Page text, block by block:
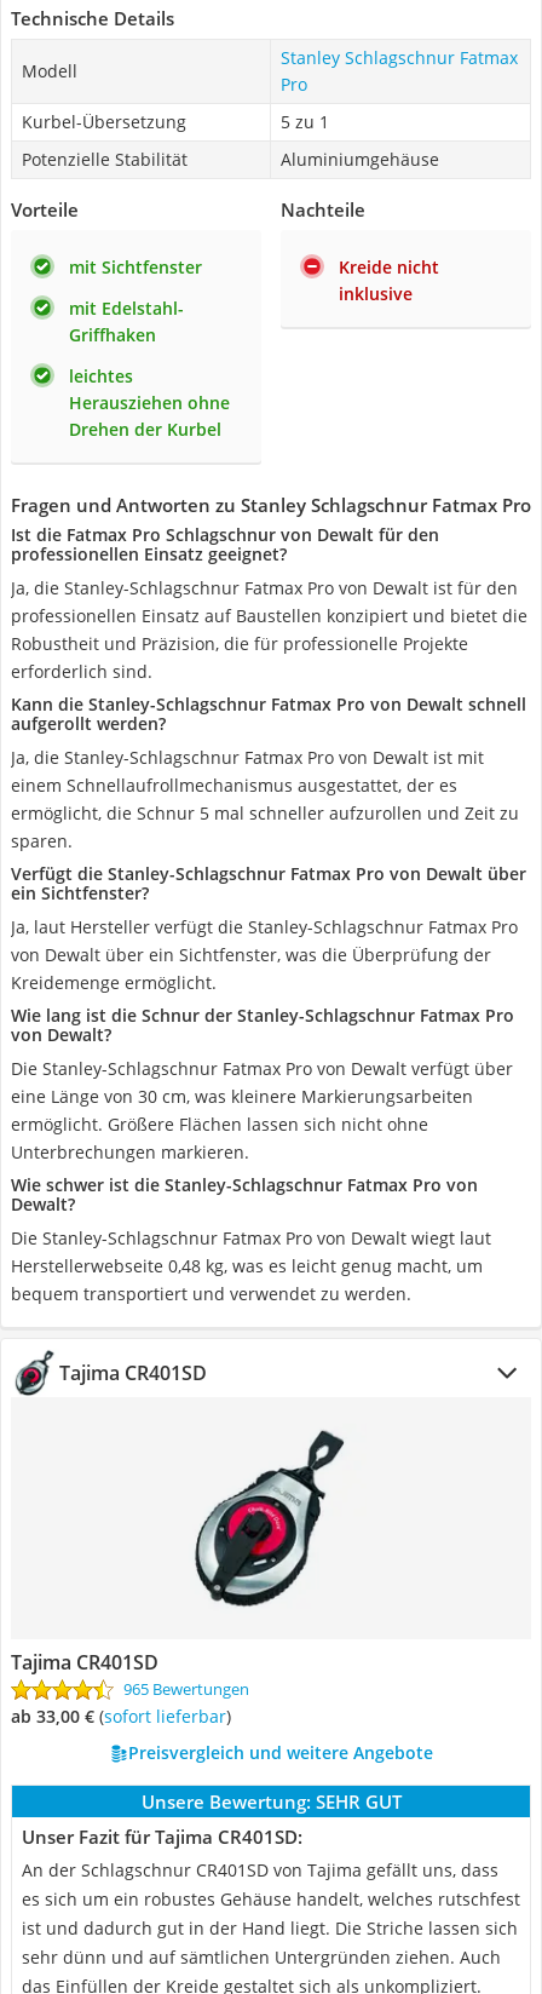
Technische Details
Modell
Stanley Schlagschnur Fatmax
Pro
Kurbel-Übersetzung
5 zu 1
Potenzielle Stabilität
Aluminiumgehäuse
Vorteile
mit Sichtfenster
mit Edelstahl-
Griffhaken
leichtes
Herausziehen ohne
Drehen der Kurbel
Nachteile
Kreide nicht
inklusive
Fragen und Antworten zu Stanley Schlagschnur Fatmax Pro
Ist die Fatmax Pro Schlagschnur von Dewalt für den
professionellen Einsatz geeignet?
Ja, die Stanley-Schlagschnur Fatmax Pro von Dewalt ist für den
professionellen Einsatz auf Baustellen konzipiert und bietet die
Robustheit und Präzision, die für professionelle Projekte
erforderlich sind.
Kann die Stanley-Schlagschnur Fatmax Pro von Dewalt schnell
aufgerollt werden?
Ja, die Stanley-Schlagschnur Fatmax Pro von Dewalt ist mit
einem Schnellaufrollmechanismus ausgestattet, der es
ermöglicht, die Schnur 5 mal schneller aufzurollen und Zeit zu
sparen.
Verfügt die Stanley-Schlagschnur Fatmax Pro von Dewalt über
ein Sichtfenster?
Ja, laut Hersteller verfügt die Stanley-Schlagschnur Fatmax Pro
von Dewalt über ein Sichtfenster, was die Überprüfung der
Kreidemenge ermöglicht.
Wie lang ist die Schnur der Stanley-Schlagschnur Fatmax Pro
von Dewalt?
Die Stanley-Schlagschnur Fatmax Pro von Dewalt verfügt über
eine Länge von 30 cm, was kleinere Markierungsarbeiten
ermöglicht. Größere Flächen lassen sich nicht ohne
Unterbrechungen markieren.
Wie schwer ist die Stanley-Schlagschnur Fatmax Pro von
Dewalt?
Die Stanley-Schlagschnur Fatmax Pro von Dewalt wiegt laut
Herstellerwebseite 0,48 kg, was es leicht genug macht, um
bequem transportiert und verwendet zu werden.
Tajima CR401SD
Tajima CR401SD
965 Bewertungen
ab 33,00 € ( Sofort lieferbar)
Preisvergleich und weitere Angebote
Unsere Bewertung: SEHR GUT
Unser Fazit für Tajima CR401SD:
An der Schlagschnur CR401SD von Tajima gefällt uns, dass
es sich um ein robustes Gehäuse handelt, welches rutschfest
ist und dadurch gut in der Hand liegt. Die Striche lassen sich
sehr dünn und auf sämtlichen Untergründen ziehen. Auch
das Einfüllen der Kreide gestaltet sich als unkompliziert.